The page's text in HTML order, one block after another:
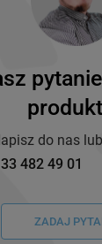
do nas
33 482 49 01
ZADAJ